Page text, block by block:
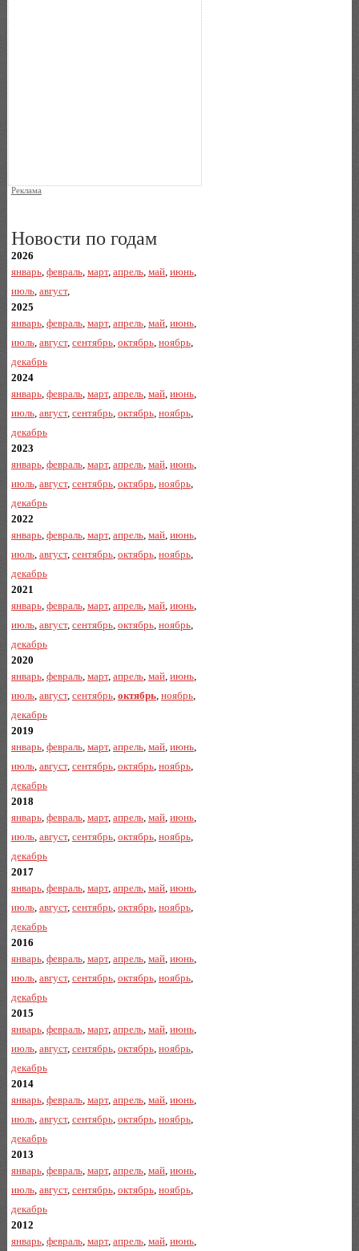
Реклама
Новости по годам
2026
январь, февраль, март, апрель, май, июнь,
июль, август,
2025
январь, февраль, март, апрель, май, июнь,
июль, август, сентябрь, октябрь, ноябрь,
декабрь
2024
январь, февраль, март, апрель, май, июнь,
июль, август, сентябрь, октябрь, ноябрь,
декабрь
2023
январь, февраль, март, апрель, май, июнь,
июль, август, сентябрь, октябрь, ноябрь,
декабрь
2022
январь, февраль, март, апрель, май, июнь,
июль, август, сентябрь, октябрь, ноябрь,
декабрь
2021
январь, февраль, март, апрель, май, июнь,
июль, август, сентябрь, октябрь, ноябрь,
декабрь
2020
январь, февраль, март, апрель, май, июнь,
июль, август, сентябрь, октябрь, ноябрь,
декабрь
2019
январь, февраль, март, апрель, май, июнь,
июль, август, сентябрь, октябрь, ноябрь,
декабрь
2018
январь, февраль, март, апрель, май, июнь,
июль, август, сентябрь, октябрь, ноябрь,
декабрь
2017
январь, февраль, март, апрель, май, июнь,
июль, август, сентябрь, октябрь, ноябрь,
декабрь
2016
январь, февраль, март, апрель, май, июнь,
июль, август, сентябрь, октябрь, ноябрь,
декабрь
2015
январь, февраль, март, апрель, май, июнь,
июль, август, сентябрь, октябрь, ноябрь,
декабрь
2014
январь, февраль, март, апрель, май, июнь,
июль, август, сентябрь, октябрь, ноябрь,
декабрь
2013
январь, февраль, март, апрель, май, июнь,
июль, август, сентябрь, октябрь, ноябрь,
декабрь
2012
январь, февраль, март, апрель, май, июнь,